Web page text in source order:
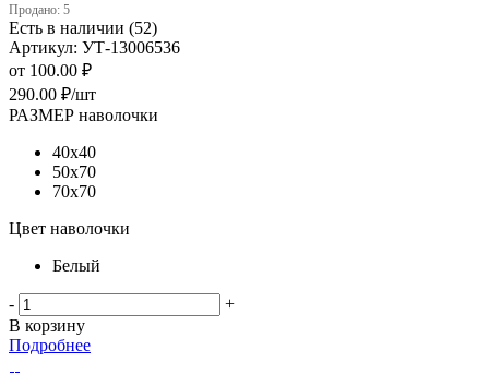
Продано: 5
Есть в наличии (52)
Артикул: УТ-13006536
от 100.00 ₽
290.00 ₽/шт
РАЗМЕР наволочки
40х40
50х70
70х70
Цвет наволочки
Белый
-
+
В корзину
Подробнее